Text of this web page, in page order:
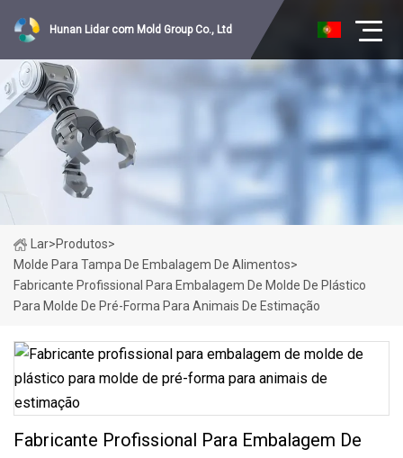
Hunan Lidar com Mold Group Co., Ltd
Lar>Produtos>
Molde Para Tampa De Embalagem De Alimentos>
Fabricante Profissional Para Embalagem De Molde De Plástico
Para Molde De Pré-Forma Para Animais De Estimação
Fabricante Profissional Para Embalagem De